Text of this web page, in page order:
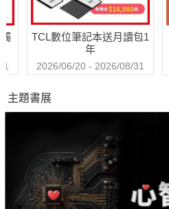
TCL數位筆記本送月讀包1
年
2026/06/20 - 2026/08/31
主題書展